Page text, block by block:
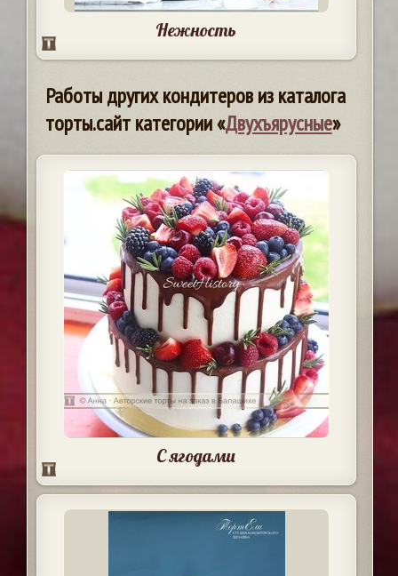
Нежность
Работы других кондитеров из каталога
торты.сайт категории «Двухъярусные»
С ягодами